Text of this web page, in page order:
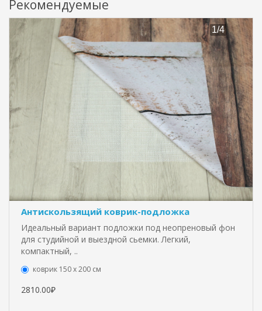
Рекомендуемые
Антискользящий коврик-подложка
Идеальный вариант подложки под неопреновый фон
для студийной и выездной сьемки. Легкий,
компактный, ..
коврик 150 х 200 см
2810.00₽